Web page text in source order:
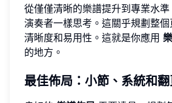
從僅僅清晰的樂譜提升到專業水
演奏者一樣思考。這關乎規劃整
清晰度和易用性。這就是你應用
的地方。
最佳佈局：小節、系統和